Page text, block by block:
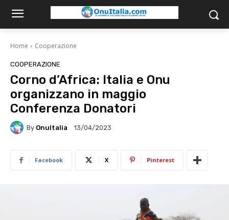
Home Cooperazione
COOPERAZIONE
Corno d’Africa: Italia e Onu
organizzano in maggio
Conferenza Donatori
By OnuItalia 13/04/2023
Facebook X Pinterest